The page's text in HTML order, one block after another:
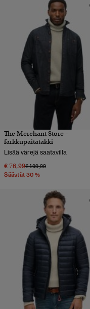
The Merchant Store –
farkkupaitatakki
Lisää värejä saatavilla
€ 76,99Hinta alennettu hinnasta
€ 109,99hintaan
Säästät 30 %